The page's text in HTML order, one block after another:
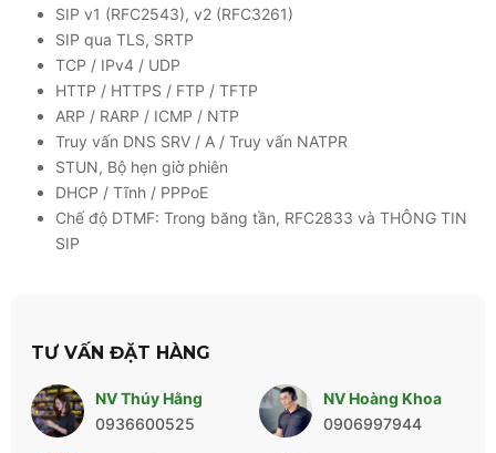
SIP v1 (RFC2543), v2 (RFC3261)
SIP qua TLS, SRTP
TCP / IPv4 / UDP
HTTP / HTTPS / FTP / TFTP
ARP / RARP / ICMP / NTP
Truy vấn DNS SRV / A / Truy vấn NATPR
STUN, Bộ hẹn giờ phiên
DHCP / Tĩnh / PPPoE
Chế độ DTMF: Trong băng tần, RFC2833 và THÔNG TIN
SIP
TƯ VẤN ĐẶT HÀNG
NV Thúy Hằng
0936600525
NV Hoàng Khoa
0906997944